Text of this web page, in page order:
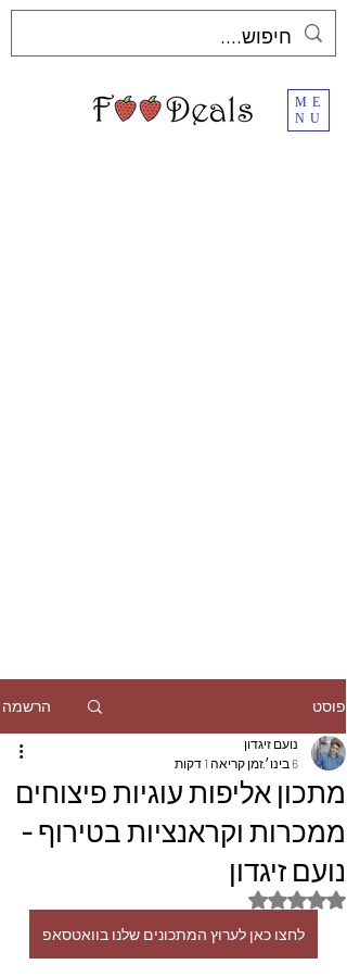
ME
NU
פוסט הרשמה
מתכון אליפות עוגיות פיצוחים
ממכרות וקראנציות בטירוף -
נועם זיגדון
נועם זיגדון
6 בינו׳
זמן קריאה 1 דקות
דירוג של NaN מתוך 5 כוכבים
לחצו כאן לערוץ המתכונים שלנו בוואטסאפ